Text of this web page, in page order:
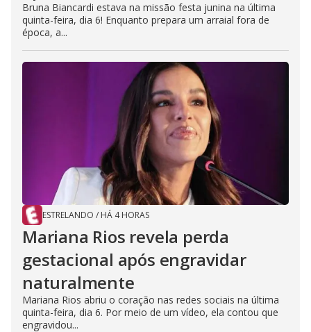
Bruna Biancardi estava na missão festa junina na última
quinta-feira, dia 6! Enquanto prepara um arraial fora de
época, a...
ESTRELANDO / HÁ 4 HORAS
Mariana Rios revela perda
gestacional após engravidar
naturalmente
Mariana Rios abriu o coração nas redes sociais na última
quinta-feira, dia 6. Por meio de um vídeo, ela contou que
engravidou...